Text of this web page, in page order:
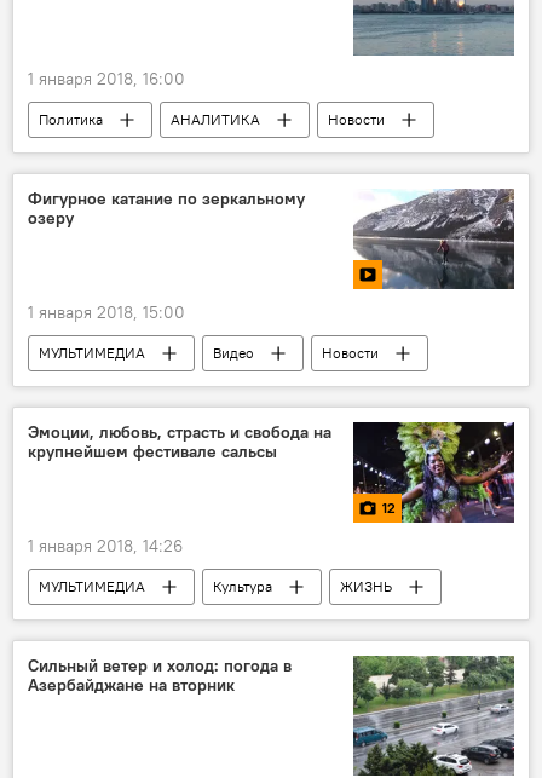
1 января 2018, 16:00
Политика АНАЛИТИКА
Новости
Новости мира
Фигурное катание по зеркальному
озеру
1 января 2018, 15:00
МУЛЬТИМЕДИА Видео
Новости
Новости мира
Эмоции, любовь, страсть и свобода на
крупнейшем фестивале сальсы
12
1 января 2018, 14:26
МУЛЬТИМЕДИА Культура
ЖИЗНЬ
Фото
Новости
Новости мира
Колумбия
Кали
Salsodromo
Фестиваль
Парад
Сильный ветер и холод: погода в
Азербайджане на вторник